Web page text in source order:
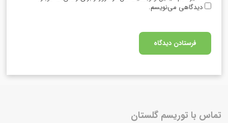
دیدگاهی می‌نویسم.
تماس با توریسم گلستان